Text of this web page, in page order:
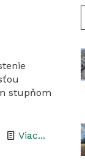
stupňom
Viac...-
Čistenie